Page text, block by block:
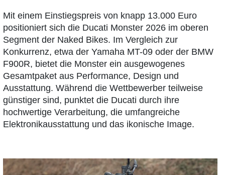
Mit einem Einstiegspreis von knapp 13.000 Euro
positioniert sich die Ducati Monster 2026 im oberen
Segment der Naked Bikes. Im Vergleich zur
Konkurrenz, etwa der Yamaha MT-09 oder der BMW
F900R, bietet die Monster ein ausgewogenes
Gesamtpaket aus Performance, Design und
Ausstattung. Während die Wettbewerber teilweise
günstiger sind, punktet die Ducati durch ihre
hochwertige Verarbeitung, die umfangreiche
Elektronikausstattung und das ikonische Image.